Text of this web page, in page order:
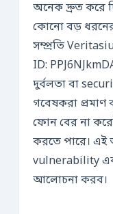
অনেক দ্রুত করে
কোনো বড়
সম্প্রতি
ID:
দুর্বলতা বা
গবেষকরা
ফোন বের না
করতে পারে। এই
vulnerability
আলোচনা করব।